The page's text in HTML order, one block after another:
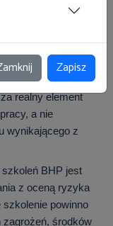
wszystkim
reagowania w
za
Dopiero takie
realny element
a nie
wynikającego z
BHP jest
z oceną ryzyka
powinno
środków
Zapisz